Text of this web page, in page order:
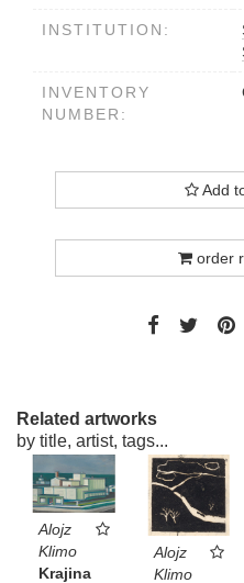
INSTITUTION:
INVENTORY
NUMBER:
Add
order
Related artworks
by title, artist, tags...
Alojz
Klimo
Krajina
Alojz
Klimo